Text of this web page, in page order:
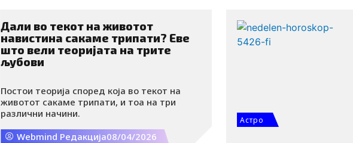
начин, во кој нема секогаш да го држите
хуморот како штит од ранливоста.
Дали во текот на животот
навистина сакаме трипати? Еве
што вели теоријата на трите
љубови
Постои теорија според која во текот на
животот сакаме трипати, и тоа на три
различни начини.
Webmind Редакција08/04/2026
Астро